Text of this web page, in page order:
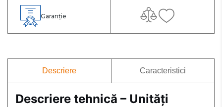
Garanție
Descriere Caracteristici
Descriere tehnică – Unități